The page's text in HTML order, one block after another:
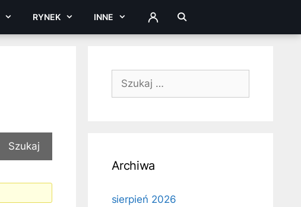
RYNEK INNE ZALOGUJ
Szukaj:
Archiwa
sierpień 2026